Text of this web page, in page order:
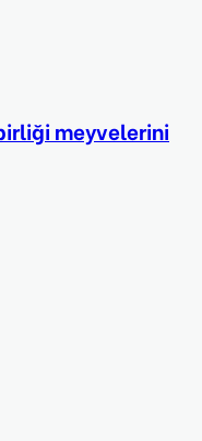
meyvelerini